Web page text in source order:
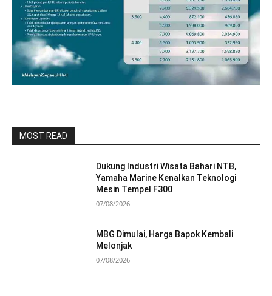
MOST READ
Dukung Industri Wisata Bahari NTB,
Yamaha Marine Kenalkan Teknologi
Mesin Tempel F300
07/08/2026
MBG Dimulai, Harga Bapok Kembali
Melonjak
07/08/2026